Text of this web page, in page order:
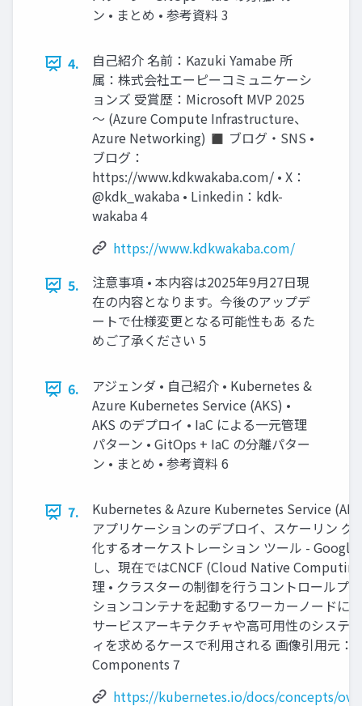
ン • まとめ • 参考資料 3
4.
自己紹介 名前：Kazuki Yamabe 所
属：株式会社エーピーコミュニケーシ
ョンズ 受賞歴：Microsoft MVP 2025
～ (Azure Compute Infrastructure、
Azure Networking) ◼ ブログ・SNS •
ブログ：
https://www.kdkwakaba.com/ • X：
@kdk_wakaba • Linkedin：kdk-
wakaba 4
https://www.kdkwakaba.com/
5.
注意事項 • 本内容は2025年9月27日現
在の内容となります。今後のアップデ
ートで仕様変更となる可能性もあ るた
めご了承ください 5
6.
アジェンダ • 自己紹介 • Kubernetes &
Azure Kubernetes Service (AKS) •
AKS のデプロイ • IaC による一元管理
パターン • GitOps + IaC の分離パター
ン • まとめ • 参考資料 6
7.
Kubernetes & Azure Kubernetes Service
アプリケーションのデプロイ、スケーリン グ
化するオーケストレーション ツール -
し、現在ではCNCF (Cloud Native
理 • クラスターの制御を行うコントロールプ
ションコンテナを起動するワーカーノードに
サービスアーキテクチャや高可用性のシステ
ィを求めるケースで利用される 画像引用元：
Components 7
https://kubernetes.io/docs/concepts/